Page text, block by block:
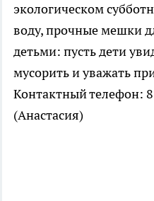
экологическом
воду, прочные мешки
детьми: пусть дети
мусорить и уважать
Контактный телефон:
(Анастасия)